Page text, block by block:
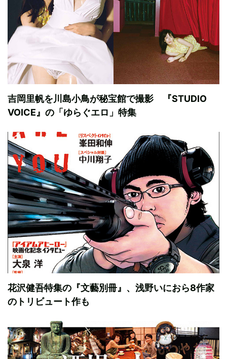
吉岡里帆を川島小鳥が秘宝館で撮影 『STUDIO
VOICE』の「ゆらぐエロ」特集
花沢健吾特集の『文藝別冊』、浅野いにおら8作家
のトリビュート作も